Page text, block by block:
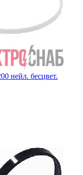
нейл. бесцвет.